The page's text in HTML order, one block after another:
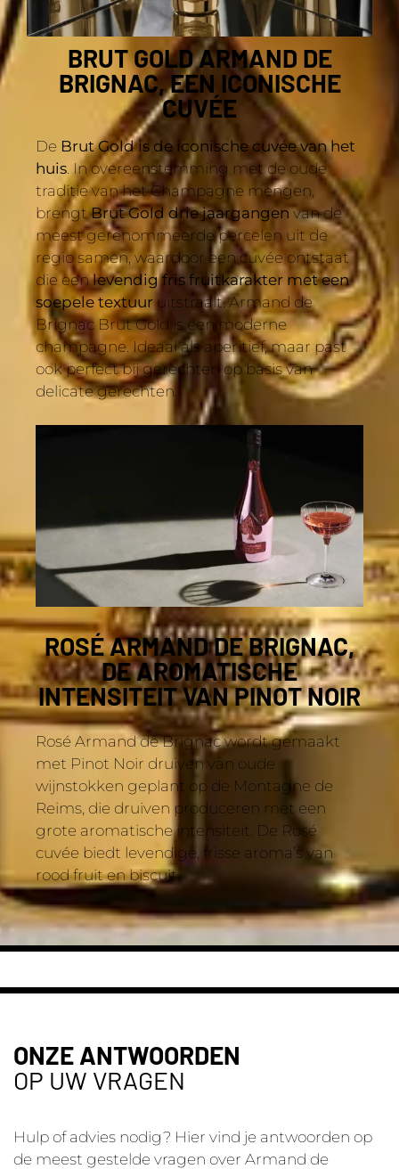
BRUT GOLD ARMAND DE
BRIGNAC, EEN ICONISCHE
CUVÉE
De Brut Gold is de iconische cuvée van het
huis . In overeenstemming met de oude
traditie van het Champagne mengen,
brengtBrut Gold drie jaargangenvan de
meest gerenommeerde percelen uit de
regio samen, waardoor een cuvée ontstaat
die eenlevendig fris fruitkarakter met een
soepele textuur uitstraalt. Armand de
Brignac Brut Gold is een moderne
champagne. Ideaal als aperitief, maar past
ook perfect bij gerechten op basis van
delicate gerechten.
ROSÉ ARMAND DE BRIGNAC,
DE AROMATISCHE
INTENSITEIT VAN PINOT NOIR
Rosé Armand de Brignac wordt gemaakt
met Pinot Noir druiven van oude
wijnstokken geplant op de Montagne de
Reims, die druiven produceren met een
grote aromatische intensiteit. De Rosé
cuvée biedt levendige, frisse aroma’s van
rood fruit en biscuit.
ONZE ANTWOORDEN
OP UW VRAGEN
Hulp of advies nodig? Hier vind je antwoorden op
de meest gestelde vragen over Armand de